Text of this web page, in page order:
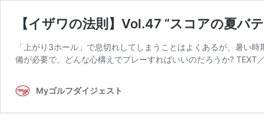
【イザワの法則】Vol.47 “スコアの夏バ
「上がり3ホール」で息切れしてしまうことはよくあるが、暑い
備が必要で、どんな心構えでプレーすればいいのだろうか?
Myゴルフダイジェスト